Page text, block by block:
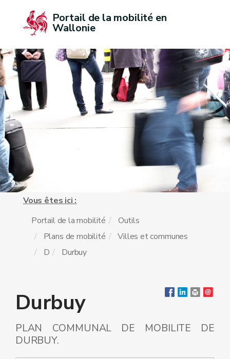
Portail de la mobilité en
Wallonie
Vous êtes ici :
Portail de la mobilité
Outils
Plans de mobilité
Villes et communes
D
Durbuy
Durbuy
PLAN COMMUNAL DE MOBILITE DE
DURBUY.